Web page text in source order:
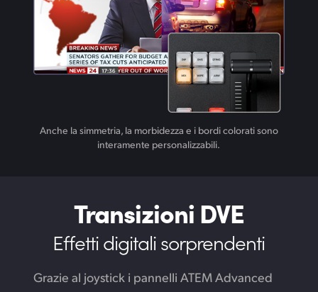
Anche la simmetria, la morbidezza e i bordi colorati sono
interamente personalizzabili.
Transizioni DVE
Effetti digitali sorprendenti
Grazie al joystick i pannelli ATEM Advanced